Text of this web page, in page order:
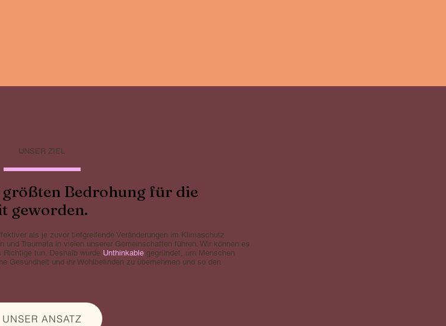
UNSER ZIEL
Bedrohung für die
geworden.
als je zuvor tiefgreifende Veränderungen im Klimaschutz
Traumata in vielen unserer Gemeinschaften führen. Wir können es
tun. Deshalb wurde Unthinkablegegründet, um Menschen
Gesundheit und ihr Wohlbefinden zu übernehmen und so den
UNSER ANSATZ